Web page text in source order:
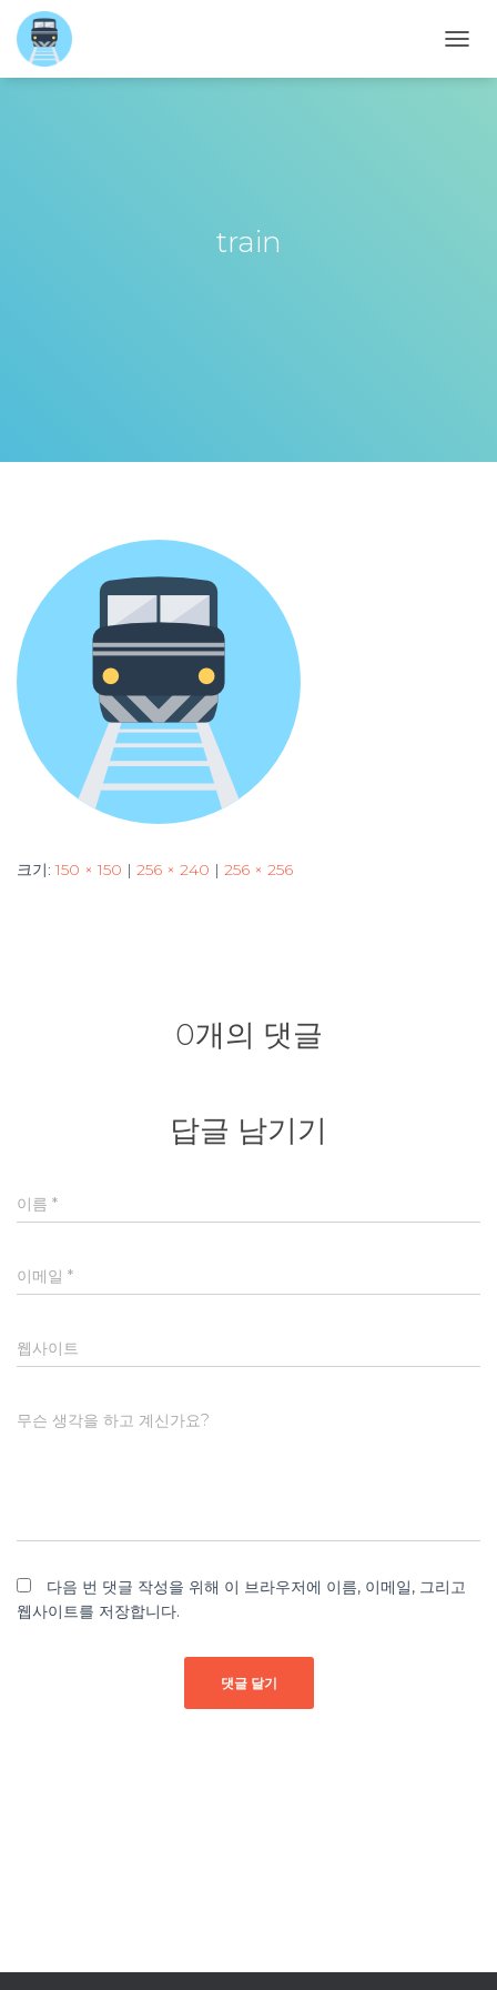
비
train
크기:150 × 150 | 256 × 240 | 256 × 256
0개의 댓글
답글 남기기
이름 *
이메일 *
웹사이트
무슨 생각을 하고 계신가요?
다음 번 댓글 작성을 위해 이 브라우저에 이름, 이메일, 그리고
웹사이트를 저장합니다.